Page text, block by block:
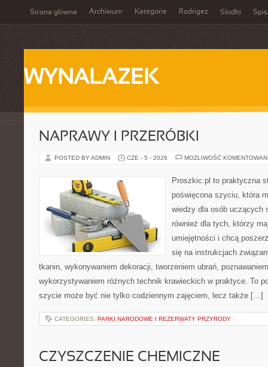
Strona główna Archiwum Kategorie Rodrigez Słodki Spis
WYNALAZEK
NAPRAWY I PRZERÓBKI
POSTED BY ADMIN CZE - 5 - 2026 MOŻLIWOŚĆ
Proszkic.pl to praktyczna
poświęcona szyciu, która
wiedzy dla osób uczących
również dla tych, którzy
umiejętności i chcą
się na instrukcjach
tkanin, wykonywaniem dekoracji, tworzeniem ubrań,
wykorzystywaniem różnych technik krawieckich w praktyce. To
szycie może być nie tylko codziennym zajęciem, lecz także […]
CATEGORIES: PARKI NARODOWE I REZERWATY PRZYRODY
CZYSZCZENIE CHEMICZNE